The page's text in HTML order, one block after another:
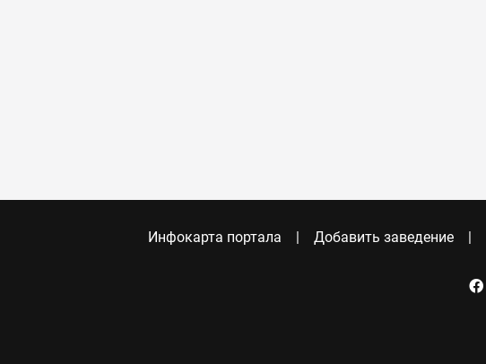
Инфокарта портала Добавить заведение